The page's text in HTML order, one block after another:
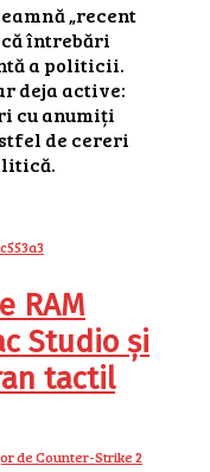
„recent
întrebări
a politicii.
deja active:
cu anumiți
de cereri
RAM
Studio și
tactil